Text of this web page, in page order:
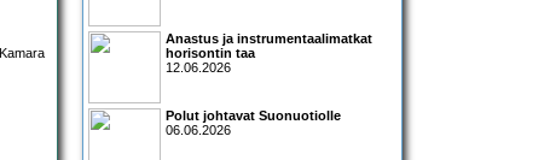
Anastus ja instrumentaalimatkat
horisontin taa
12.06.2026
Polut johtavat Suonuotiolle
06.06.2026